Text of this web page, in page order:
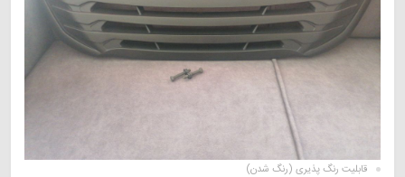
قابلیت رنگ پذیری (رنگ شدن)